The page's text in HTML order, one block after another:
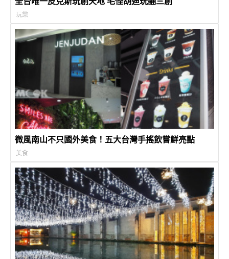
玩樂
微風南山不只國外美食！五大台灣手搖飲嘗鮮亮點
美食